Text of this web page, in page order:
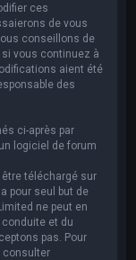
ces
de vous
conseillons de
vous continuez à
aient été
des
ci-après par
logiciel de forum
être téléchargé sur
pour seul but de
ne peut en
et du
pas. Pour
consulter